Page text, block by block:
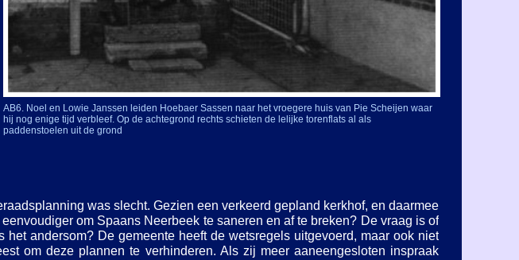
was slecht. Gezien een verkeerd gepland kerkhof, en daarmee
om Spaans Neerbeek te saneren en af te breken? De vraag is of
andersom? De gemeente heeft de wetsregels uitgevoerd, maar ook niet
om deze plannen te verhinderen. Als zij meer aaneengesloten inspraak
AB6. Noel en Lowie Janssen leiden Hoebaer Sassen naar het vroegere huis van Pie Scheijen waar
hij nog enige tijd verbleef. Op de achtegrond rechts schieten de lelijke torenflats al als
paddenstoelen uit de grond